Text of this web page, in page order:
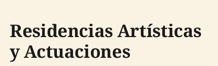
Residencias Artísticas
y Actuaciones